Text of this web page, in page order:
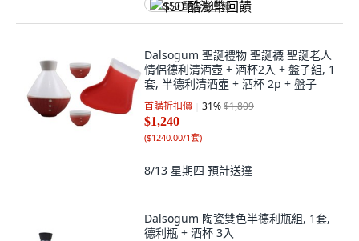
$50 酷澎幣回饋
Dalsogum 聖誕禮物 聖誕襪 聖誕老人
情侶德利清酒壺 + 酒杯2入 + 盤子組, 1
套, 半德利清酒壺 + 酒杯 2p + 盤子
首購折扣價 31%$1,809
$1,240
($1240.00/1套)
8/13 星期四 預計送達
Dalsogum 陶瓷雙色半德利瓶組, 1套,
德利瓶 + 酒杯 3入